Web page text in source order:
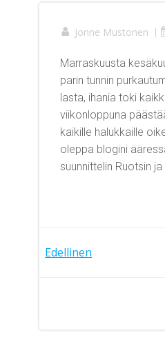
Jonne Mustonen |
Marraskuusta
parin tunnin
lasta, ihania toki
viikonloppuna
kaikille halukkaille
oleppa blogini
suunnittelin Ruotsin
Edellinen